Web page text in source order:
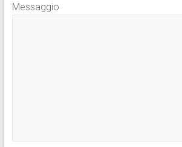
Messaggio